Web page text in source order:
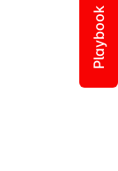
Playbook